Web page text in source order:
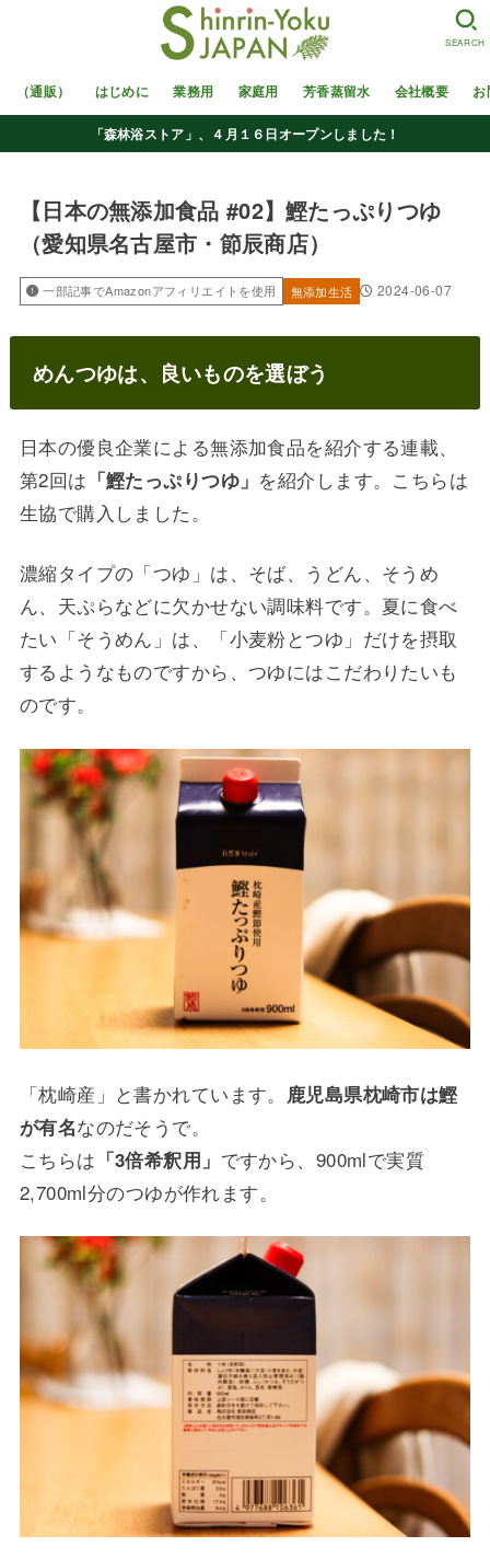
（通販） はじめに 業務用 家庭用 芳香蒸留水 会社概要
SEARCH
「森林浴ストア」、４月１６日オープンしました！
【日本の無添加食品 #02】鰹たっぷりつゆ
（愛知県名古屋市・節辰商店）
一部記事でAmazonアフィリエイトを使用 無添加生活 2024-06-07
めんつゆは、良いものを選ぼう
日本の優良企業による無添加食品を紹介する連載、
第2回は 「鰹たっぷりつゆ」 を紹介します。こちらは
生協で購入しました。
濃縮タイプの「つゆ」は、そば、うどん、そうめ
ん、天ぷらなどに欠かせない調味料です。夏に食べ
たい「そうめん」は、「小麦粉とつゆ」だけを摂取
するようなものですから、つゆにはこだわりたいも
のです。
「枕崎産」と書かれています。
鹿児島県枕崎市は鰹
が有名なのだそうで。
こちらは 「3倍希釈用」 ですから、900mlで実質
2,700ml分のつゆが作れます。